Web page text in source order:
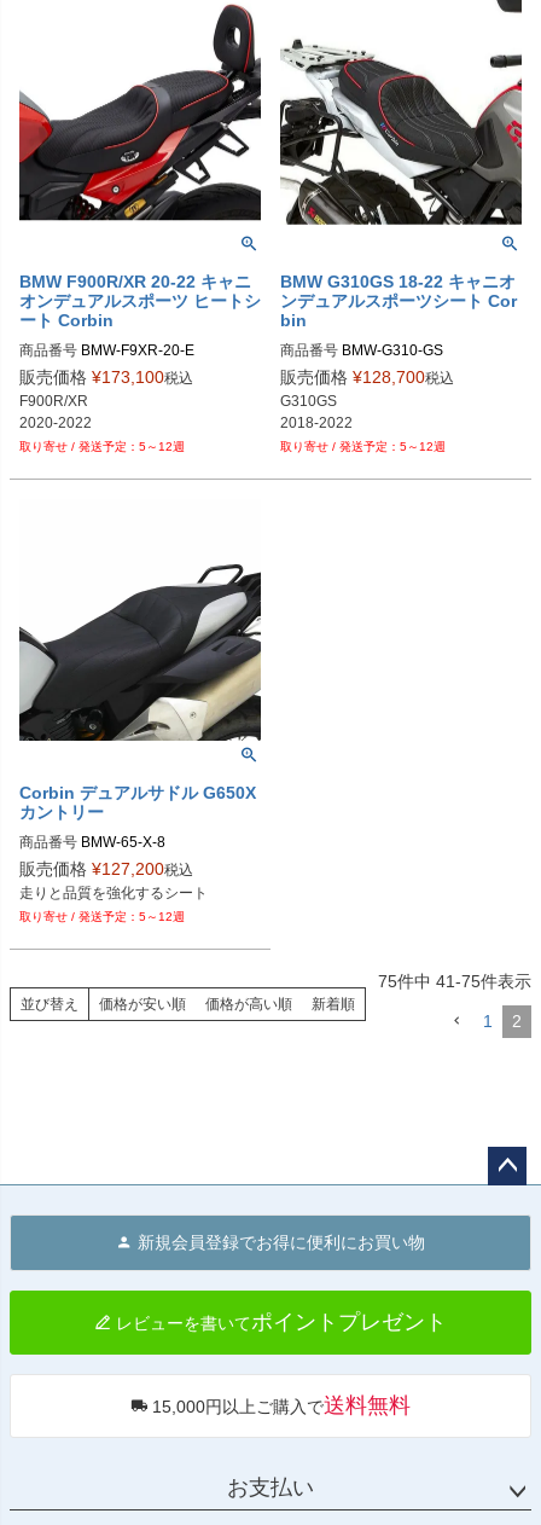
BMW F900R/XR 20-22 キャニ
オンデュアルスポーツ ヒートシ
ート Corbin
商品番号
販売価格 ¥173,100税込
F900R/XR
5～12週
BMW G310GS 18-22 キャニオ
ンデュアルスポーツシート Cor
bin
商品番号 BMW-G310-GS
販売価格 ¥128,700税込
G310GS
2018-2022
5～12週
Corbin デュアルサドル G650X
カントリー
商品番号 BMW-65-X-8
販売価格 ¥127,200税込
走りと品質を強化するシート
5～12週
並び替え 価格が安い順 価格が高い順 新着順
75件中 41-75件表示
1 2
へ
新規会員登録でお得に便利にお買い物
レビューを書いてポイントプレゼント
15,000円以上ご購入で送料無料
お支払い